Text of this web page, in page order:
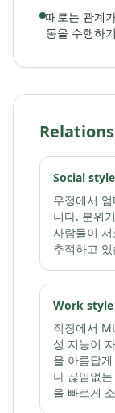
때로는 관계
동을 수행하
Social style
우정에서
니다. 분위
사람들이
추적하고
Work style
직장에서
성 지능이
을 아름답
나 끊임없
을 빠르게